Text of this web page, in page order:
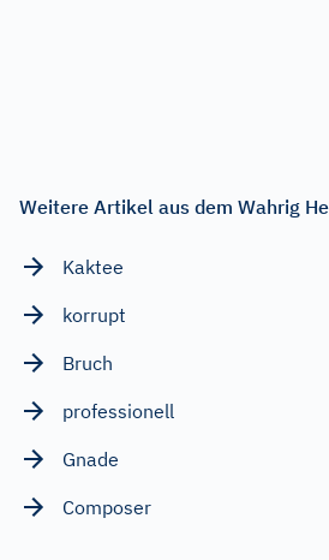
Weitere Artikel aus dem Wahrig
Kaktee
korrupt
Bruch
professionell
Gnade
Composer